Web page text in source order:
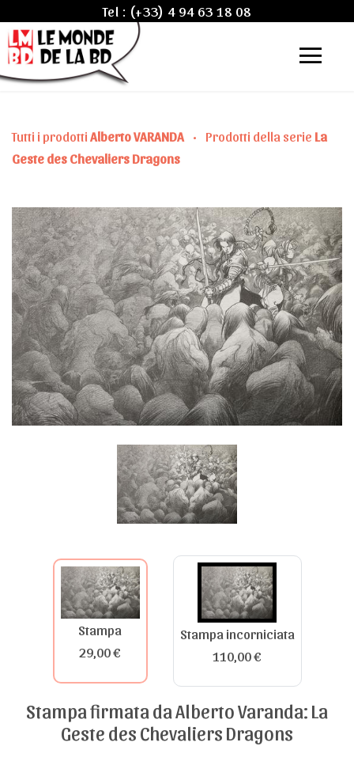
Tel : (+33) 4 94 63 18 08
Tutti i prodotti Alberto VARANDA • Prodotti della serie La
Geste des Chevaliers Dragons
Stampa
29,00 €
Stampa incorniciata
110,00 €
Stampa firmata da Alberto Varanda: La
Geste des Chevaliers Dragons